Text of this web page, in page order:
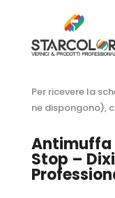
Per ricevere la
ne dispongono),
Antimuffa
Stop –